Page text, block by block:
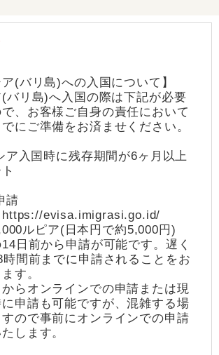
ア(バリ島)への入国について】
バリ島)へ入国の際は下記が必要
、お客様ご自身の責任において
にご準備をお済ませください。
ア入国時に残存期間が6ヶ月以上
請
https://evisa.imigrasi.go.id/
ルピア(日本円で約5,000円)
日前から申請が可能です。遅く
時間前までに申請されることをお
す。
らオンラインでの申請または現
申請も可能ですが、混雑する場
ので事前にオンラインでの申請
します。